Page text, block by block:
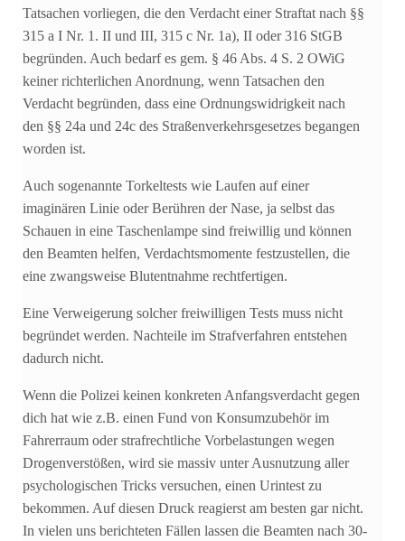
Tatsachen vorliegen, die den Verdacht einer Straftat nach §§
315 a I Nr. 1. II und III, 315 c Nr. 1a), II oder 316 StGB
begründen. Auch bedarf es gem. § 46 Abs. 4 S. 2 OWiG
keiner richterlichen Anordnung, wenn Tatsachen den
Verdacht begründen, dass eine Ordnungswidrigkeit nach
den §§ 24a und 24c des Straßenverkehrsgesetzes begangen
worden ist.
Auch sogenannte Torkeltests wie Laufen auf einer
imaginären Linie oder Berühren der Nase, ja selbst das
Schauen in eine Taschenlampe sind freiwillig und können
den Beamten helfen, Verdachtsmomente festzustellen, die
eine zwangsweise Blutentnahme rechtfertigen.
Eine Verweigerung solcher freiwilligen Tests muss nicht
begründet werden. Nachteile im Strafverfahren entstehen
dadurch nicht.
Wenn die Polizei keinen konkreten Anfangsverdacht gegen
dich hat wie z.B. einen Fund von Konsumzubehör im
Fahrerraum oder strafrechtliche Vorbelastungen wegen
Drogenverstößen, wird sie massiv unter Ausnutzung aller
psychologischen Tricks versuchen, einen Urintest zu
bekommen. Auf diesen Druck reagierst am besten gar nicht.
In vielen uns berichteten Fällen lassen die Beamten nach 30-